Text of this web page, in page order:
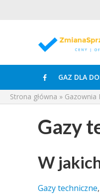
GAZ DLA
Strona główna » Gazownia
Gazy
W
Gazy techniczne